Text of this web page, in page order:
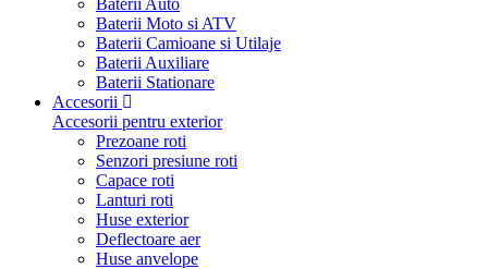
Baterii Auto
Baterii Moto si ATV
Baterii Camioane si Utilaje
Baterii Auxiliare
Baterii Stationare
Accesorii
Accesorii pentru exterior
Prezoane roti
Senzori presiune roti
Capace roti
Lanturi roti
Huse exterior
Deflectoare aer
Huse anvelope